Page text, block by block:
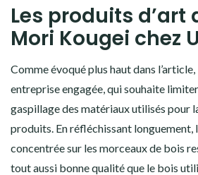
Les produits d’art
Mori Kougei chez
Comme évoqué plus haut dans
entreprise engagée, qui souhaite
gaspillage des matériaux utilisés pour
produits. En réfléchissant longuement,
concentrée sur les morceaux de bois
tout aussi bonne qualité que le bois